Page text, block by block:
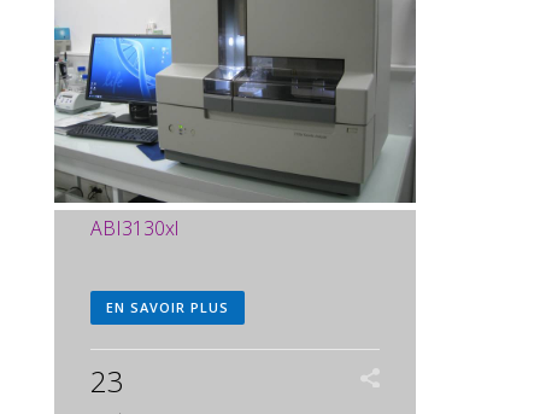
ABI3130xl
EN SAVOIR PLUS
23